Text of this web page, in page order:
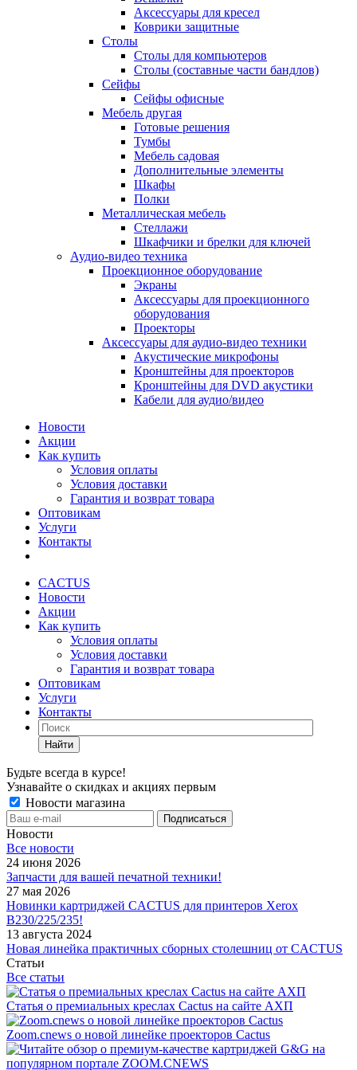
Аксессуары для кресел
Коврики защитные
Столы
Столы для компьютеров
Столы (составные части бандлов)
Сейфы
Сейфы офисные
Мебель другая
Готовые решения
Тумбы
Мебель садовая
Дополнительные элементы
Шкафы
Полки
Металлическая мебель
Стеллажи
Шкафчики и брелки для ключей
Аудио-видео техника
Проекционное оборудование
Экраны
Аксессуары для проекционного
оборудования
Проекторы
Аксессуары для аудио-видео техники
Акустические микрофоны
Кронштейны для проекторов
Кронштейны для DVD акустики
Кабели для аудио/видео
Новости
Акции
Как купить
Условия оплаты
Условия доставки
Гарантия и возврат товара
Оптовикам
Услуги
Контакты
CACTUS
Новости
Акции
Как купить
Условия оплаты
Условия доставки
Гарантия и возврат товара
Оптовикам
Услуги
Контакты
Найти
Будьте всегда в курсе!
Узнавайте о скидках и акциях первым
Новости магазина
Новости
Все новости
24 июня 2026
Запчасти для вашей печатной техники!
27 мая 2026
Новинки картриджей CACTUS для принтеров Xerox
B230/225/235!
13 августа 2024
Новая линейка практичных сборных столешниц от CACTUS
Статьи
Все статьи
Статья о премиальных креслах Cactus на сайте АХП
Zoom.cnews о новой линейке проекторов Cactus